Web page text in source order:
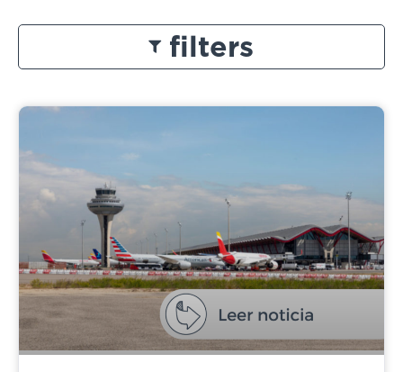
filters